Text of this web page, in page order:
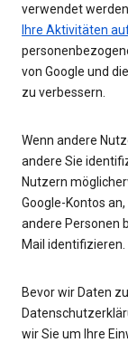
verwendet
Ihre Aktivitäten
von Google und
zu verbessern.
Wenn andere
andere Sie
Nutzern
Google-Kontos
andere Personen
Mail identifizieren.
Bevor wir Daten
wir Sie um Ihre